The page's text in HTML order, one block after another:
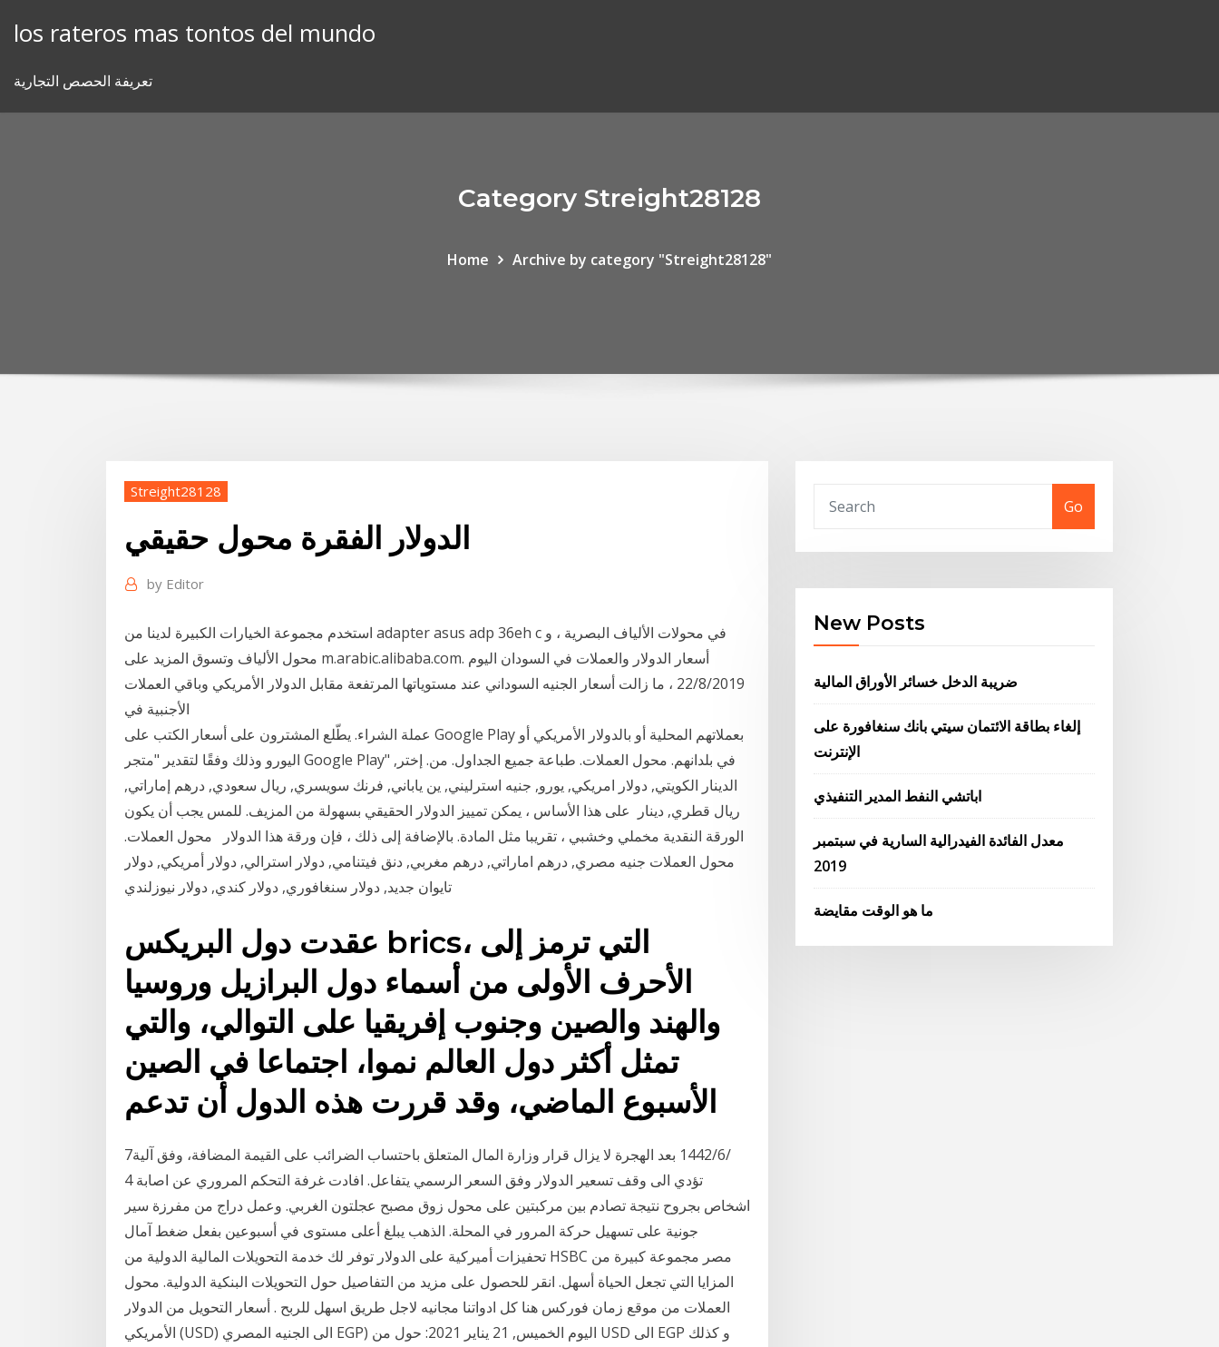
los rateros mas tontos del mundo
تعريفة الحصص التجارية
Category Streight28128
Home Archive by category "Streight28128"
Streight28128
الدولار الفقرة محول حقيقي
by Editor
استخدم مجموعة الخيارات الكبيرة لدينا من adapter asus adp 36eh c في محولات الألياف البصرية ، و
محول الألياف وتسوق المزيد على m.arabic.alibaba.com. أسعار الدولار والعملات في السودان اليوم
22/8/2019 ، ما زالت أسعار الجنيه السوداني عند مستوياتها المرتفعة مقابل الدولار الأمريكي وباقي العملات
الأجنبية في
عملة الشراء. يطّلع المشترون على أسعار الكتب على Google Play بعملاتهم المحلية أو بالدولار الأمريكي أو
اليورو وذلك وفقًا لتقدير "متجر Google Play" في بلدانهم. محول العملات. طباعة جميع الجداول. من. إختر,
الدينار الكويتي, دولار امريكي, يورو, جنيه استرليني, ين ياباني, فرنك سويسري, ريال سعودي, درهم إماراتي,
ريال قطري, دينار على هذا الأساس ، يمكن تمييز الدولار الحقيقي بسهولة من المزيف. للمس يجب أن يكون
الورقة النقدية مخملي وخشبي ، تقريبا مثل المادة. بالإضافة إلى ذلك ، فإن ورقة هذا الدولار محول العملات.
محول العملات جنيه مصري, درهم اماراتي, درهم مغربي, دنق فيتنامي, دولار استرالي, دولار أمريكي, دولار
عقدت دول البريكس brics، التي ترمز إلى
الأحرف الأولى من أسماء دول البرازيل وروسيا
والهند والصين وجنوب إفريقيا على التوالي، والتي
تمثل أكثر دول العالم نموا، اجتماعا في الصين
الأسبوع الماضي، وقد قررت هذه الدول أن تدعم
7‏‏/6‏‏/1442 بعد الهجرة لا يزال قرار وزارة المال المتعلق باحتساب الضرائب على القيمة المضافة، وفق آلية
تؤدي الى وقف تسعير الدولار وفق السعر الرسمي يتفاعل. افادت غرفة التحكم المروري عن اصابة 4
اشخاص بجروح نتيجة تصادم بين مركبتين على محول زوق مصبح عجلتون الغربي. وعمل دراج من مفرزة سير
جونية على تسهيل حركة المرور في المحلة. الذهب يبلغ أعلى مستوى في أسبوعين بفعل ضغط آمال
تحفيزات أميركية على الدولار توفر لك خدمة التحويلات المالية الدولية من HSBC مصر مجموعة كبيرة من
المزايا التي تجعل الحياة أسهل. انقر للحصول على مزيد من التفاصيل حول التحويلات البنكية الدولية. محول
العملات من موقع زمان فوركس هنا كل ادواتنا مجانيه لاجل طريق اسهل للربح . أسعار التحويل من الدولار
الأمريكي (USD) الى الجنيه المصري EGP) اليوم الخميس, 21 يناير 2021: حول من USD الى EGP و كذلك
Go
New Posts
ضريبة الدخل خسائر الأوراق المالية
إلغاء بطاقة الائتمان سيتي بانك سنغافورة على
الإنترنت
اباتشي النفط المدير التنفيذي
معدل الفائدة الفيدرالية السارية في سبتمبر
2019
ما هو الوقت مقايضة